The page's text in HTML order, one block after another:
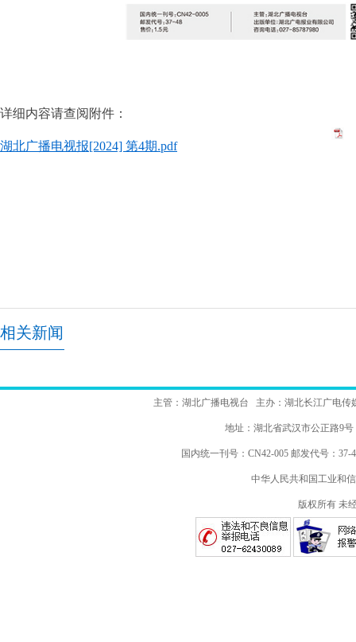
详细内容请查阅附件：
湖北广播电视报[2024] 第4期.pdf
相关新闻
主管：湖北广播电视台 主办：湖北长江广电
地址：湖北省武汉市
国内统一刊号：CN42-005 邮发代号：
中华人民共和国工业和
版权所有 未